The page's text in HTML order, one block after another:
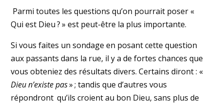
Parmi toutes les questions qu’on pourrait poser «
Qui est Dieu ? » est peut-être la plus importante.
Si vous faites un sondage en posant cette question
aux passants dans la rue, il y a de fortes chances que
vous obteniez des résultats divers. Certains diront : «
Dieu n’existe pas» ; tandis que d’autres vous
répondront qu’ils croient au bon Dieu, sans plus de